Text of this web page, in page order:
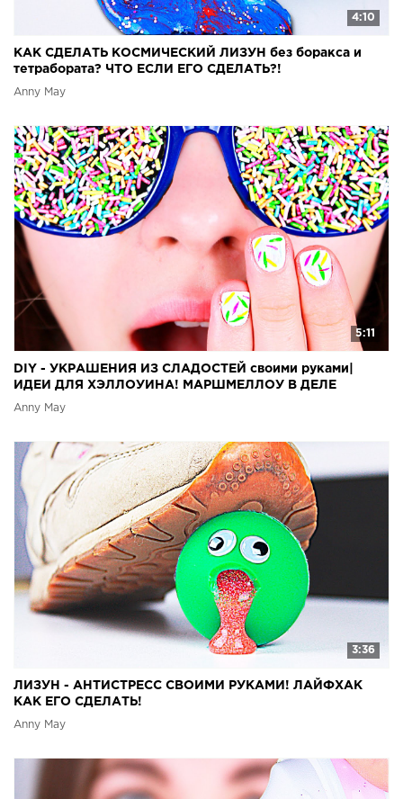
4:10
КАК СДЕЛАТЬ КОСМИЧЕСКИЙ ЛИЗУН без боракса и
тетрабората? ЧТО ЕСЛИ ЕГО СДЕЛАТЬ?!
Anny May
5:11
DIY - УКРАШЕНИЯ ИЗ СЛАДОСТЕЙ своими руками|
ИДЕИ ДЛЯ ХЭЛЛОУИНА! МАРШМЕЛЛОУ В ДЕЛЕ
Anny May
3:36
ЛИЗУН - АНТИСТРЕСС СВОИМИ РУКАМИ! ЛАЙФХАК
КАК ЕГО СДЕЛАТЬ!
Anny May